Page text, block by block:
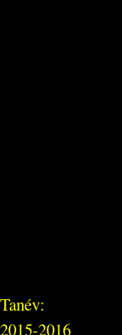
Tanév:
2015-2016